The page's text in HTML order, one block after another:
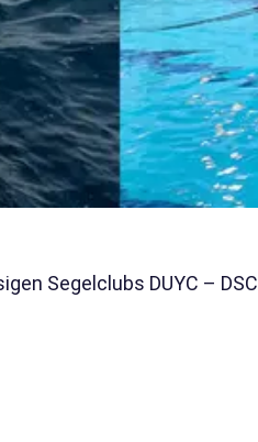
Segelclubs DUYC – DSC